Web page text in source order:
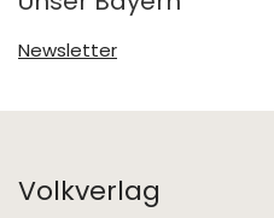
Newsletter
Volkverlag